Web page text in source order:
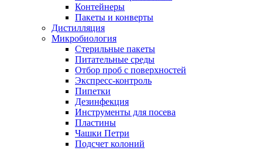
Контейнеры
Пакеты и конверты
Дистилляция
Микробиология
Стерильные пакеты
Питательные среды
Отбор проб с поверхностей
Экспресс-контроль
Пипетки
Дезинфекция
Инструменты для посева
Пластины
Чашки Петри
Подсчет колоний